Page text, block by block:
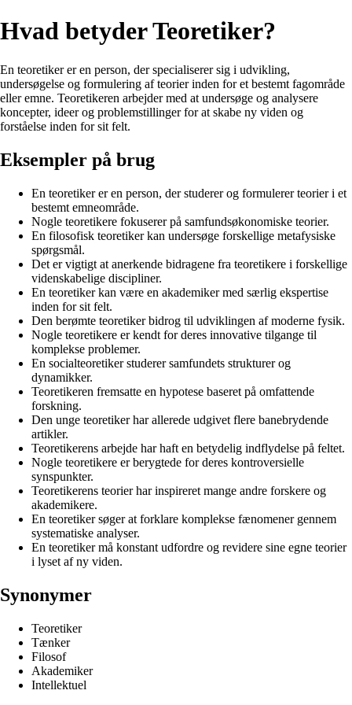
Hvad betyder Teoretiker?
En teoretiker er en person, der specialiserer sig i udvikling,
undersøgelse og formulering af teorier inden for et bestemt fagområde
eller emne. Teoretikeren arbejder med at undersøge og analysere
koncepter, ideer og problemstillinger for at skabe ny viden og
forståelse inden for sit felt.
Eksempler på brug
En teoretiker er en person, der studerer og formulerer teorier i et
bestemt emneområde.
Nogle teoretikere fokuserer på samfundsøkonomiske teorier.
En filosofisk teoretiker kan undersøge forskellige metafysiske
spørgsmål.
Det er vigtigt at anerkende bidragene fra teoretikere i forskellige
videnskabelige discipliner.
En teoretiker kan være en akademiker med særlig ekspertise
inden for sit felt.
Den berømte teoretiker bidrog til udviklingen af moderne fysik.
Nogle teoretikere er kendt for deres innovative tilgange til
komplekse problemer.
En socialteoretiker studerer samfundets strukturer og
dynamikker.
Teoretikeren fremsatte en hypotese baseret på omfattende
forskning.
Den unge teoretiker har allerede udgivet flere banebrydende
artikler.
Teoretikerens arbejde har haft en betydelig indflydelse på feltet.
Nogle teoretikere er berygtede for deres kontroversielle
synspunkter.
Teoretikerens teorier har inspireret mange andre forskere og
akademikere.
En teoretiker søger at forklare komplekse fænomener gennem
systematiske analyser.
En teoretiker må konstant udfordre og revidere sine egne teorier
i lyset af ny viden.
Synonymer
Teoretiker
Tænker
Filosof
Akademiker
Intellektuel